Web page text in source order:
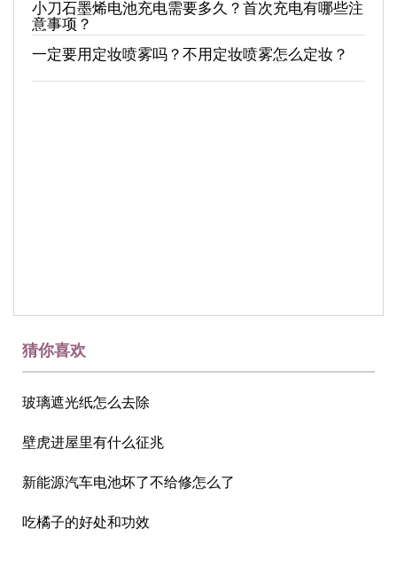
小刀石墨烯电池充电需要多久？首次充电有哪些注
意事项？
一定要用定妆喷雾吗？不用定妆喷雾怎么定妆？
猜你喜欢
玻璃遮光纸怎么去除
壁虎进屋里有什么征兆
新能源汽车电池坏了不给修怎么了
吃橘子的好处和功效